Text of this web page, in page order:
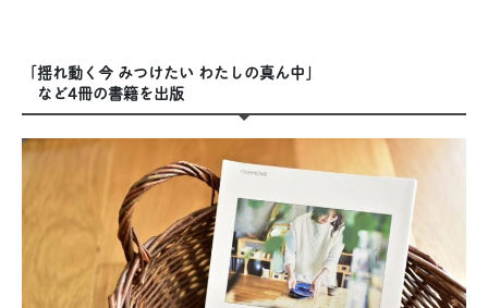
「揺れ動く今 みつけたい わたしの真ん中」
など4冊の書籍を出版